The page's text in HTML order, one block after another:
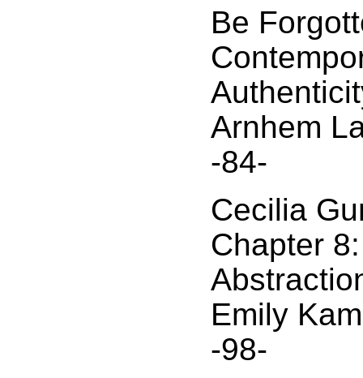
Be
Arnhem
-84-
Cecilia
Chapter
Emily
-98-